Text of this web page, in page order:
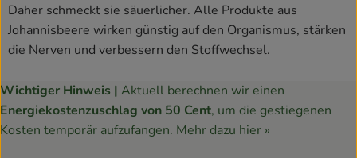
Daher schmeckt sie säuerlicher. Alle Produkte aus
Johannisbeere wirken günstig auf den Organismus, stärken
die Nerven und verbessern den Stoffwechsel.
Wichtiger Hinweis | Aktuell berechnen wir einen
Energiekostenzuschlag von 50 Cent, um die gestiegenen
Kosten temporär aufzufangen. Mehr dazu hier »